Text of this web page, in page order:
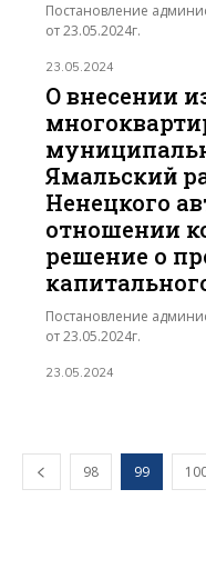
Постановление
от 23.05.2024г.
23.05.2024
О внесении
Ямальский
Ненецкого
отношении
решение о
Постановление
от 23.05.2024г.
23.05.2024
98 99